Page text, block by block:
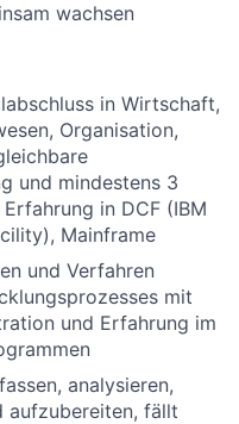
wachsen
in Wirtschaft,
Organisation,
und mindestens 3
in DCF (IBM
Mainframe
und Verfahren
mit
und Erfahrung im
analysieren,
aufzubereiten, fällt